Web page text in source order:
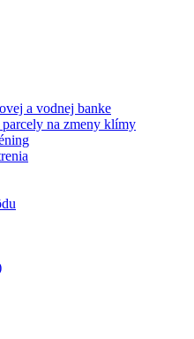
a vodnej banke
na zmeny klímy